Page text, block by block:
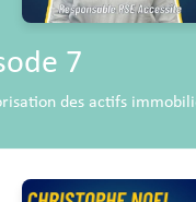
7
des actifs